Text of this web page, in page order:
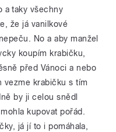
a taky všechny
že já vanilkové
No a aby manžel
koupím krabičku,
před Vánoci a nebo
vezme krabičku s tím
by ji celou snědl
kupovat pořád.
já jí to i pomáhala,